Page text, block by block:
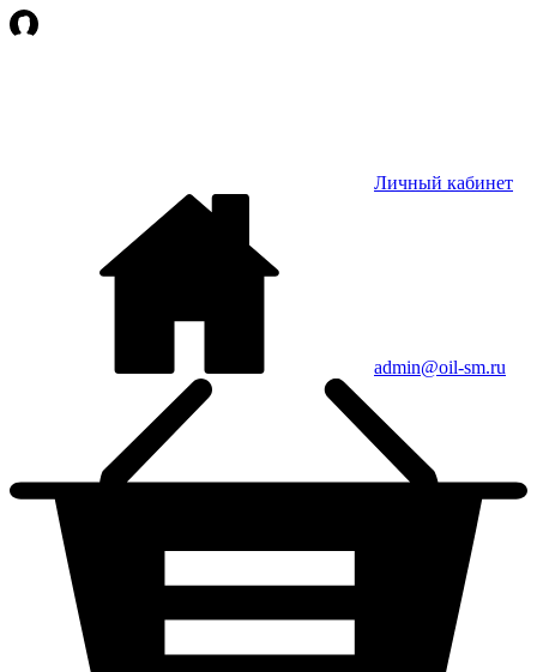
Личный кабинет
admin@oil-sm.ru